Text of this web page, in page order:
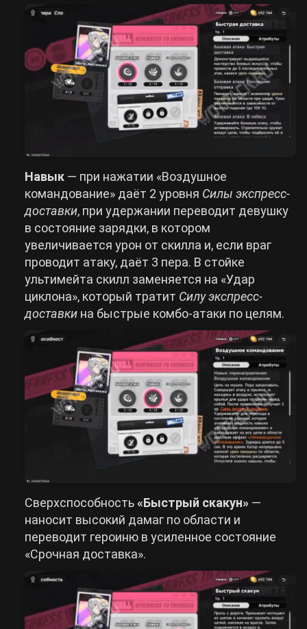
Навык — при нажатии «Воздушное
командование» даёт 2 уровня Силы экспресс-
доставки, при удержании переводит девушку
в состояние зарядки, в котором
увеличивается урон от скилла и, если враг
проводит атаку, даёт 3 пера. В стойке
ультимейта скилл заменяется на «Удар
циклона», который тратит Силу экспресс-
доставки на быстрые комбо-атаки по целям.
Сверхспособность«Быстрый скакун» —
наносит высокий дамаг по области и
переводит героиню в усиленное состояние
«Срочная доставка».